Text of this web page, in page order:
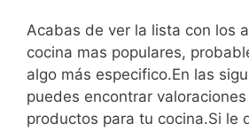
Acabas de ver la lista con los
cocina mas populares,
algo más especifico.En las
puedes encontrar
productos para tu cocina.Si le